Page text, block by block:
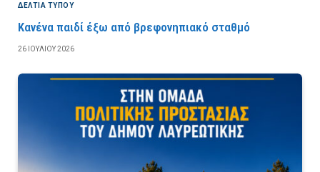
ΔΕΛΤΙΑ ΤΥΠΟΥ
Κανένα παιδί έξω από βρεφονηπιακό σταθμό
26 ΙΟΥΛΊΟΥ 2026